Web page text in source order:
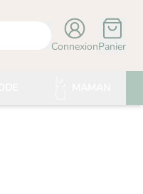
ConnexionPanier